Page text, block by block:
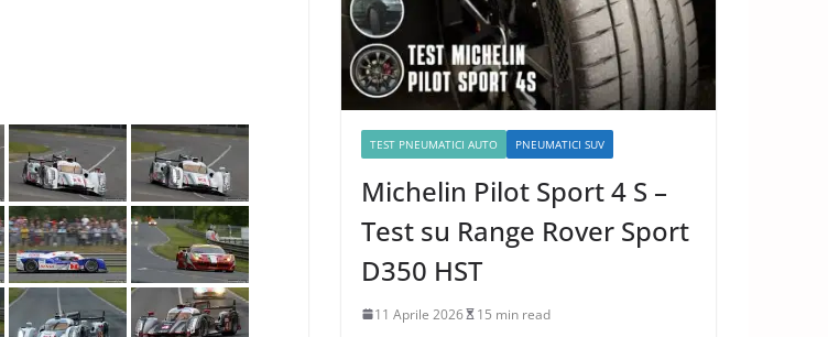
TEST PNEUMATICI AUTO PNEUMATICI SUV
Michelin Pilot Sport 4 S –
Test su Range Rover Sport
D350 HST
11 Aprile 2026 15 min read